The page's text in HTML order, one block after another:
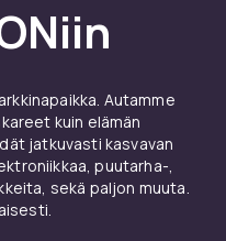
Autamme
kuin elämän
jatkuvasti kasvavan
puutarha-,
sekä paljon muuta.